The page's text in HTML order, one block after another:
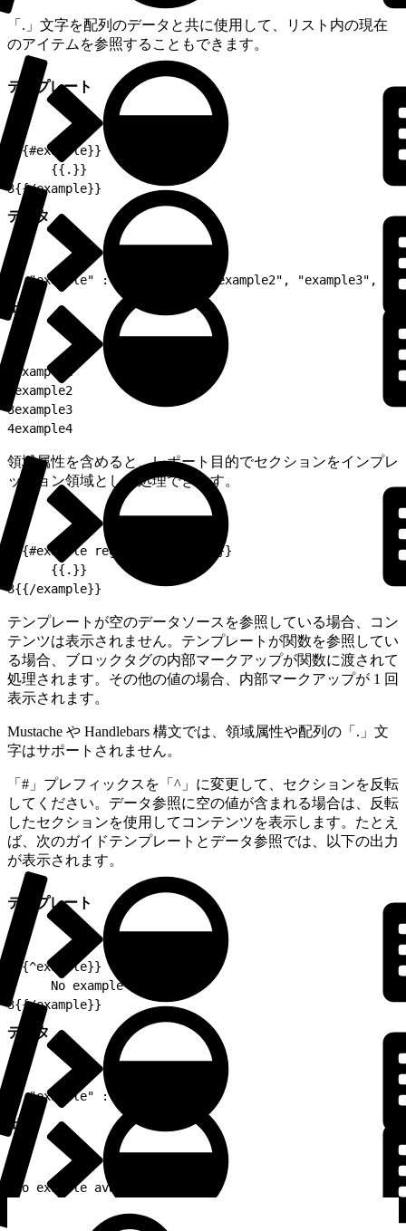
「.」文字を配列のデータと共に使用して、リスト内の現在
のアイテムを参照することもできます。
テンプレート
{{#example}}
     {{.}}
3{{/example}}
データ
{ "example" : ["example1", "example2", "example3",
出力
example1
example2
3example3
4example4
領域属性を含めると、レポート目的でセクションをインプレ
ッション領域として処理できます。
{{#example region=regionName}}
     {{.}}
3{{/example}}
テンプレートが空のデータソースを参照している場合、コン
テンツは表示されません。テンプレートが関数を参照してい
る場合、ブロックタグの内部マークアップが関数に渡されて
処理されます。その他の値の場合、内部マークアップが 1 回
表示されます。
Mustache や Handlebars 構文では、領域属性や配列の「.」文
字はサポートされません。
「#」プレフィックスを「^」に変更して、セクションを反転
してください。データ参照に空の値が含まれる場合は、反転
したセクションを使用してコンテンツを表示します。たとえ
ば、次のガイドテンプレートとデータ参照では、以下の出力
が表示されます。
テンプレート
{{^example}}
     No example available.
3{{/example}}
データ
{ "example" : [] }
出力
No example available.